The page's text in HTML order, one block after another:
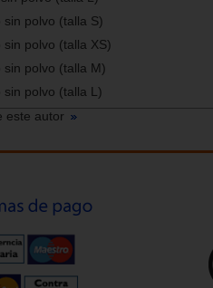
polvo (talla S)
polvo (talla XS)
sin polvo (talla M)
sin polvo (talla L)
este autor